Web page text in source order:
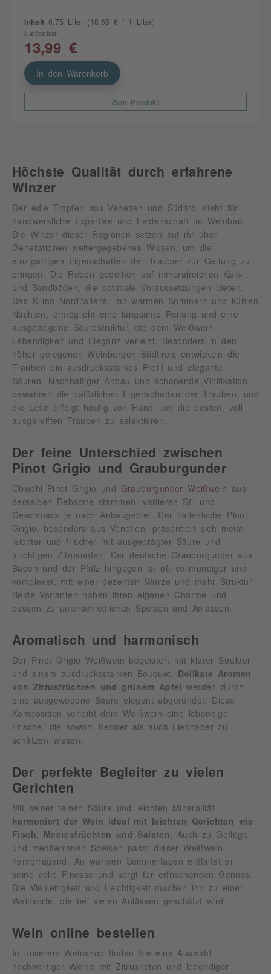
Inhalt 0.75 Liter (18,65 € / 1 Liter)
Lieferbar
13,99 €
In den Warenkorb
Zum Produkt
Höchste Qualität durch erfahrene
Winzer
Der edle Tropfen aus Venetien und Südtirol steht für
handwerkliche Expertise und Leidenschaft im Weinbau.
Die Winzer dieser Regionen setzen auf ihr über
Generationen weitergegebenes Wissen, um die
einzigartigen Eigenschaften der Trauben zur Geltung zu
bringen. Die Reben gedeihen auf mineralreichen Kalk-
und Sandböden, die optimale Voraussetzungen bieten.
Das Klima Norditaliens, mit warmen Sommern und kühlen
Nächten, ermöglicht eine langsame Reifung und eine
ausgewogene Säurestruktur, die dem Weißwein
Lebendigkeit und Eleganz verleiht. Besonders in den
höher gelegenen Weinbergen Südtirols entwickeln die
Trauben ein ausdrucksstarkes Profil und elegante
Säuren. Nachhaltiger Anbau und schonende Vinifikation
bewahren die natürlichen Eigenschaften der Trauben, und
die Lese erfolgt häufig von Hand, um die besten, voll
ausgereiften Trauben zu selektieren.
Der feine Unterschied zwischen
Pinot Grigio und Grauburgunder
Obwohl Pinot Grigio und Grauburgunder Weißwein
aus
derselben Rebsorte stammen, variieren Stil und
Geschmack je nach Anbaugebiet. Der italienische Pinot
Grigio, besonders aus Venetien, präsentiert sich meist
leichter und frischer mit ausgeprägter Säure und
fruchtigen Zitrusnoten. Der deutsche Grauburgunder aus
Baden und der Pfalz hingegen ist oft vollmundiger und
komplexer, mit einer dezenten Würze und mehr Struktur.
Beide Varianten haben ihren eigenen Charme und
passen zu unterschiedlichen Speisen und Anlässen.
Aromatisch und harmonisch
Der Pinot Grigio Weißwein begeistert mit klarer Struktur
und einem ausdrucksstarken Bouquet. Delikate Aromen
von Zitrusfrüchten und grünem Apfel werden durch
eine ausgewogene Säure elegant abgerundet. Diese
Komposition verleiht dem Weißwein eine lebendige
Frische, die sowohl Kenner als auch Liebhaber zu
schätzen wissen.
Der perfekte Begleiter zu vielen
Gerichten
Mit seiner feinen Säure und leichten Mineralität
harmoniert der Wein ideal mit leichten Gerichten wie
Fisch, Meeresfrüchten und Salaten.
Auch zu Geflügel
und mediterranen Speisen passt dieser Weißwein
hervorragend. An warmen Sommertagen entfaltet er
seine volle Finesse und sorgt für erfrischenden Genuss.
Die Vielseitigkeit und Leichtigkeit machen ihn zu einer
Weinsorte, die bei vielen Anlässen geschätzt wird.
Wein online bestellen
In unserem Weinshop finden Sie eine Auswahl
hochwertiger Weine mit Zitrusnoten und lebendiger